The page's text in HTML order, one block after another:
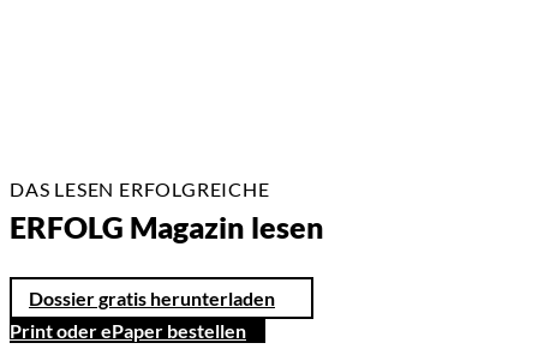
DAS LESEN ERFOLGREICHE
ERFOLG Magazin lesen
Dossier gratis herunterladen
Print oder ePaper bestellen